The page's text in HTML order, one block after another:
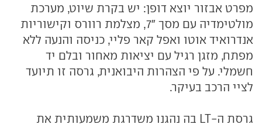
מפרט אבזור יוצא דופן: יש בקרת שיוט, מערכת
מולטימדיה עם מסך "7, מצלמת רוורס וקישוריות
אנדרואיד אוטו ואפל קאר פליי, כניסה והנעה ללא
מפתח, מזגן רגיל עם יציאות מאחור ובלם יד
חשמלי. על פי הצהרות היבואנית, גרסה זו תיועד
לציי הרכב בעיקר.
גרסת ה-LT בה נהגנו משדרגת משמעותית את